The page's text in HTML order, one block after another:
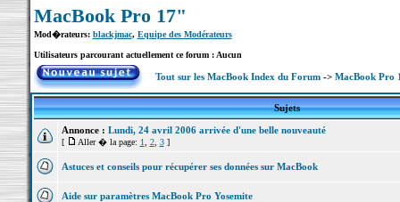
MacBook Pro 17"
Mod�rateurs: blackjmac, Equipe des Modérateurs
Utilisateurs parcourant actuellement ce forum : Aucun
Tout sur les MacBook Index du Forum-> MacBook Pro
Sujets
Annonce : Lundi, 24 avril 2006 arrivée d'une belle nouveauté
[ Aller � la page: 1 2, 3]
Astuces et conseils pour récupérer ses données sur MacBook
Aide sur paramètres MacBook Pro Yosemite